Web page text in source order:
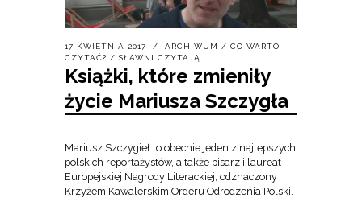
17 KWIETNIA 2017 ARCHIWUM / CO WARTO
CZYTAĆ? / SŁAWNI CZYTAJĄ
Książki, które zmieniły
życie Mariusza Szczygła
Mariusz Szczygieł to obecnie jeden z najlepszych
polskich reportażystów, a także pisarz i laureat
Europejskiej Nagrody Literackiej, odznaczony
Krzyżem Kawalerskim Orderu Odrodzenia Polski.